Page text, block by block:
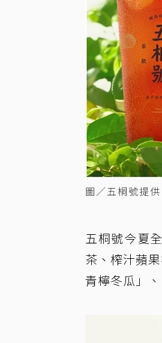
圖／五桐號提供
五桐號今夏
茶、榨汁蘋
青檸冬瓜」